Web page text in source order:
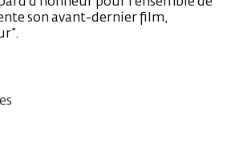
son avant-dernier film,